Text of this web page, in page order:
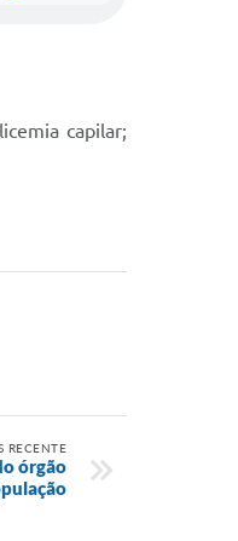
capilar;
RECENTE
órgão